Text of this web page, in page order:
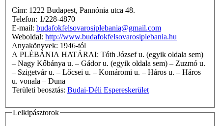
Cím: 1222 Budapest, Pannónia utca 48.
Telefon: 1/228-4870
E-mail: budafokfelsovarosiplebania@gmail.com
Weboldal: http://www.budafokfelsovarosiplebania.hu
Anyakönyvek: 1946-tól
A PLÉBÁNIA HATÁRAI: Tóth József u. (egyik oldala sem)
– Nagy Kőbánya u. – Gádor u. (egyik oldala sem) – Zuzmó u.
– Szigetvár u. – Lőcsei u. – Komáromi u. – Háros u. – Háros
u. vonala – Duna
Területi beosztás: Budai-Déli Espereskerület
Lelkipásztorok